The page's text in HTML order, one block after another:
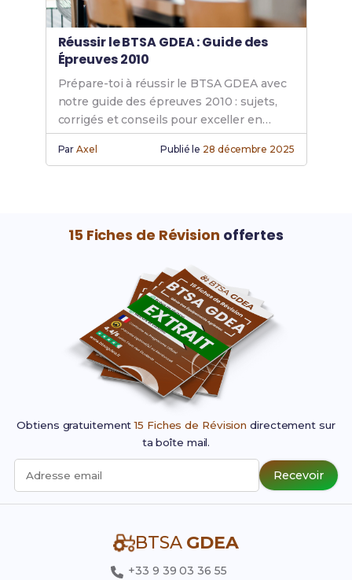
Réussir le BTSA GDEA : Guide des
Épreuves 2010
Prépare-toi à réussir le BTSA GDEA avec
notre guide des épreuves 2010 : sujets,
corrigés et conseils pour exceller en
génie des équipements agricoles.
ParAxel Publié le 28 décembre 2025
15 Fiches de Révision offertes
Obtiens gratuitement15 Fiches de Révision directement sur
ta boîte mail.
Adresse email Recevoir
BTSA GDEA
+33 9 39 03 36 55